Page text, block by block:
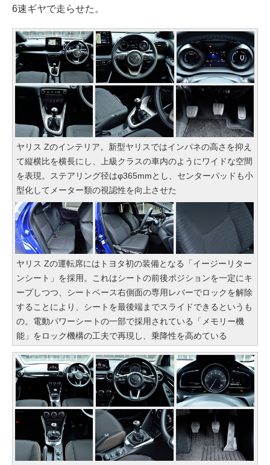
6速ギヤで走らせた。
ヤリス Zのインテリア。新型ヤリスではインパネの高さを抑え
て縦横比を横長にし、上級クラスの車内のようにワイドな空間
を表現。ステアリング径はφ365mmとし、センターパッドも小
型化してメーター類の視認性を向上させた
ヤリス Zの運転席にはトヨタ初の装備となる「イージーリター
ンシート」を採用。これはシートの前後ポジションを一定にキ
ープしつつ、シートベース右側面の専用レバーでロックを解除
することにより、シートを最後端までスライドできるというも
の。電動パワーシートの一部で採用されている「メモリー機
能」をロック機構の工夫で再現し、乗降性を高めている